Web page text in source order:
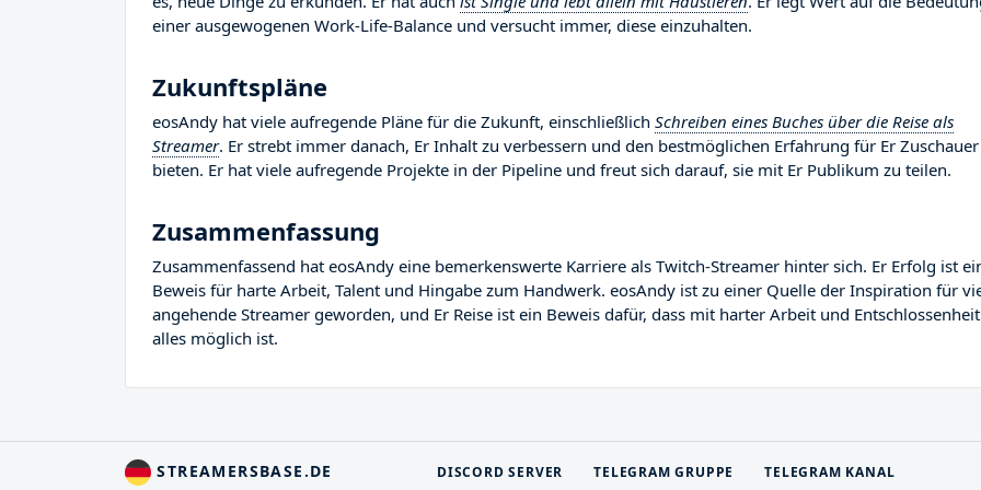
einer ausgewogenen Work-Life-Balance und versucht immer, diese einzuhalten.
Zukunftspläne
eosAndy hat viele aufregende Pläne für die Zukunft, einschließlich Schreiben eines Buches über die Reise als
Streamer. Er strebt immer danach, Er Inhalt zu verbessern und den bestmöglichen Erfahrung für Er Zuschauer
bieten. Er hat viele aufregende Projekte in der Pipeline und freut sich darauf, sie mit Er Publikum zu teilen.
Zusammenfassung
Zusammenfassend hat eosAndy eine bemerkenswerte Karriere als Twitch-Streamer hinter sich. Er Erfolg ist
Beweis für harte Arbeit, Talent und Hingabe zum Handwerk. eosAndy ist zu einer Quelle der Inspiration für
angehende Streamer geworden, und Er Reise ist ein Beweis dafür, dass mit harter Arbeit und Entschlossenheit
alles möglich ist.
STREAMERSBASE.DE DISCORD SERVER TELEGRAM GRUPPE TELEGRAM KANAL